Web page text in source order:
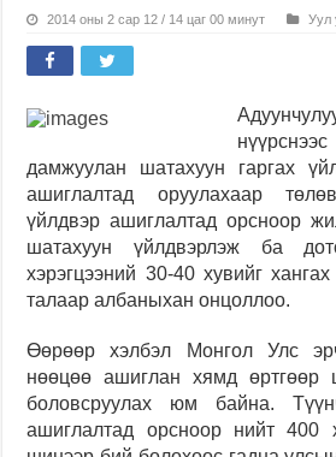
2014 оны 2 сар 12 / 14 цаг 00 минут Уул
дамжуулан шатахуун гаргах
ашиглалтад оруулахаар
үйлдвэр ашиглалтад орсноор
шатахуун үйлдвэрлэжба
хэрэгцээний 30-40 хувийг
талаар албаныхан онцоллоо.
Өөрөөр хэлбэл Монгол Улс
нөөцөө ашиглан хямд өртгөөр
боловсруулах юм байна.
ашиглалтад орсноор нийт